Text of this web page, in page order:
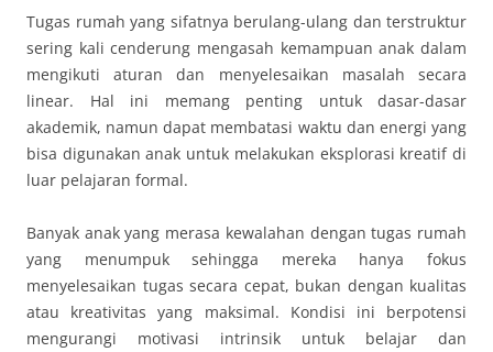
Tugas rumah yang sifatnya berulang-ulang dan terstruktur
sering kali cenderung mengasah kemampuan anak dalam
mengikuti aturan dan menyelesaikan masalah secara
linear. Hal ini memang penting untuk dasar-dasar
akademik, namun dapat membatasi waktu dan energi yang
bisa digunakan anak untuk melakukan eksplorasi kreatif di
luar pelajaran formal.
Banyak anak yang merasa kewalahan dengan tugas rumah
yang menumpuk sehingga mereka hanya fokus
menyelesaikan tugas secara cepat, bukan dengan kualitas
atau kreativitas yang maksimal. Kondisi ini berpotensi
mengurangi motivasi intrinsik untuk belajar dan